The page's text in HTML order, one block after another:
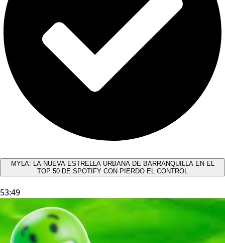
MYLA: LA NUEVA ESTRELLA URBANA DE BARRANQUILLA EN EL
TOP 50 DE SPOTIFY CON PIERDO EL CONTROL
53:49